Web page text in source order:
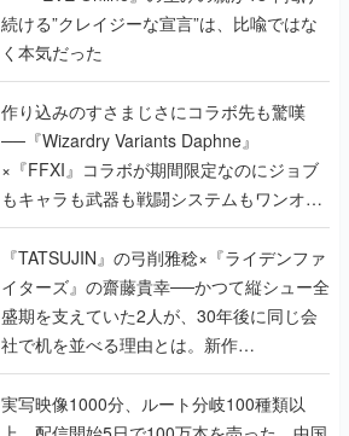
続ける”クレイジーな宣言”は、比喩ではな
く本気だった
作り込みのすさまじさにコラボ先も驚嘆
──『Wizardry Variants Daphne』
×『FFXI』コラボが期間限定なのにジョブ
もキャラも武器も戦闘システムもワンオフ
で作り込まれた理由を両ディレクターに聞
く
『TATSUJIN』の弓削雅稔×『ライデンファ
イターズ』の齋藤貴幸──かつて縦シュー全
盛期を支えていた2人が、30年後に同じ会
社で机を並べる理由とは。新作
『TATSUJIN EXTREME』で初タッグを組
んだレジェンド2人に訊く開発秘話
実写映像1000分、ルート分岐100種類以